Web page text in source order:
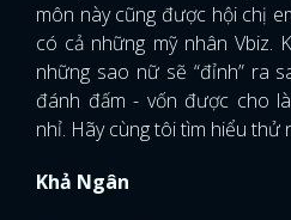
môn này cũng được hội chị
có cả những mỹ nhân Vbiz.
những sao nữ sẽ “đỉnh” ra
đánh đấm - vốn được cho
nhỉ. Hãy cùng tôi tìm hiểu thử
Khả Ngân